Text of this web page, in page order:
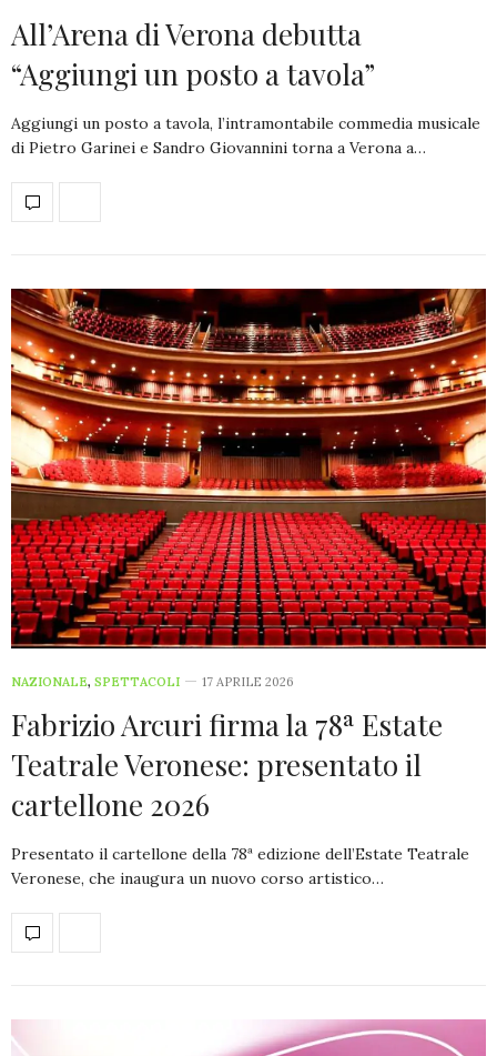
All’Arena di Verona debutta
“Aggiungi un posto a tavola”
Aggiungi un posto a tavola, l’intramontabile commedia musicale
di Pietro Garinei e Sandro Giovannini torna a Verona a…
NAZIONALE, SPETTACOLI 17 APRILE 2026
Fabrizio Arcuri firma la 78ª Estate
Teatrale Veronese: presentato il
cartellone 2026
Presentato il cartellone della 78ª edizione dell’Estate Teatrale
Veronese, che inaugura un nuovo corso artistico…